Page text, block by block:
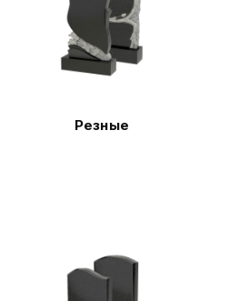
Резные